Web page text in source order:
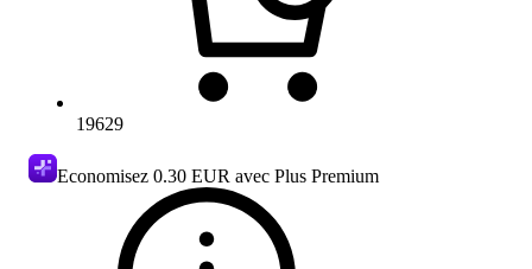
19629
Economisez 0.30 EUR avec Plus Premium